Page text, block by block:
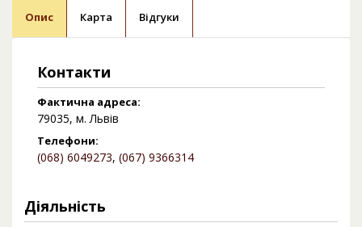
Опис Карта Відгуки
Контакти
Фактична адреса:
79035, м. Львів
Телефони:
(068) 6049273, (067) 9366314
Діяльність